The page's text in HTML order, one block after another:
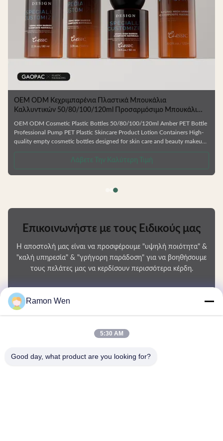
OEM ODM Κεχριμπαρένια Πλαστικά Μπουκάλια
Καλλυντικών 50/80/100/120ml Προσαρμόσιμο Μπουκάλι
OEM ODM Cosmetic Plastic Bottles 50/80/100/120ml Amber PET Bottle
Professional Pump PET Plastic Skincare Product Lotion Containers High-
quality empty cosmetic bottles designed for skin care and beauty makeup
Manufactured from durable, environmentally friendly materials that resist
deformation and are fully recyclable. Available in Multiple Capacities
Choose from 50ml, 80ml, 100ml, or 120ml sizes to
Λάβετε Την Καλύτερη Τιμή
Επικοινωνήστε με τους Ειδικούς μας
Η αποστολή μας είναι να προσφέρουμε "υψηλή ποιότητα" &
"καλή υπηρεσία" & "γρήγορη παράδοση" για να βοηθήσουμε
τους πελάτες μας να κερδίσουν περισσότερα κέρδη.
Το Όνομά Σας
Ramon Wen
5:30 AM
Good day, what product are you looking for?